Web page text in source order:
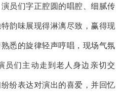
员们字正腔圆的唱腔、细腻传
韵味展现得淋漓尽致，赢得现
悉的旋律轻声哼唱，现场气氛
员们主动走到老人身边亲切交
纷表达对演出的喜爱，并回忆